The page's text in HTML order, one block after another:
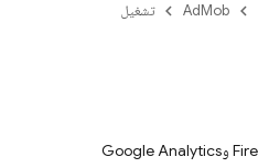
AdMob تشغيل